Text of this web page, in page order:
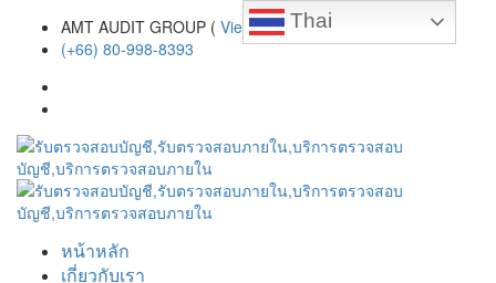
AMT AUDIT GROUP ( View map )
(+66) 80-998-8393
หน้าหลัก
เกี่ยวกับเรา
Thai